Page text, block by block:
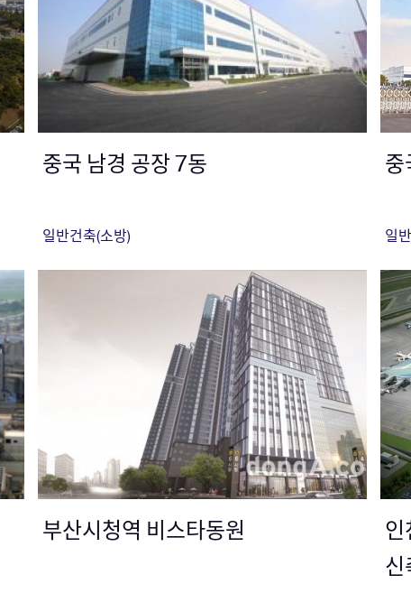
중국 남경 공장 7동
일반건축(소방)
중
일
부산시청역 비스타동원
인
신